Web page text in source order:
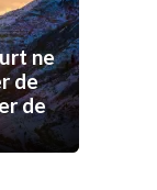
ne
de
de